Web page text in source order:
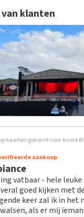
review achter te
bij
of onwaarheden
duren voordat een
klanten
kaarten gekocht voor Andre
aankoop
vatbaar - hele leuke
goed kijken met
keer zal ik in het
als er mij